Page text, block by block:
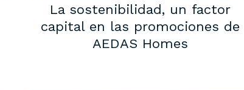
La sostenibilidad, un factor
capital en las promociones de
AEDAS Homes